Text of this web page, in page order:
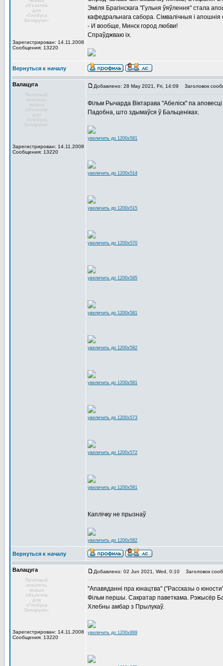
объектов
для
«Глобуса
Беларуси»
Зарегистрирован: 14.11.2008
Сообщения: 13220
Эміля Брагінскага "Гульня ўяўлення" стала
кафедральнага сабора. Сімвалічныя і апошнія
- И вообще, Минск город любви!
Спраўджваю іх.
Вернуться к началу
Валацуга
Почётный
искатель
новых
объектов
для
«Глобуса
Беларуси»
Зарегистрирован: 14.11.2008
Сообщения: 13220
Добавлено: 28 May 2021, Fri, 14:09 Заголовок
Фільм Рычарда Віктарава "Абеліск" па
Падобна, што здымаўся ў Бальценіках.
увеличить до 1200x581
увеличить до 1200x514
увеличить до 1200x515
увеличить до 1200x570
увеличить до 1200x585
увеличить до 1200x581
увеличить до 1200x582
увеличить до 1200x581
увеличить до 1200x573
увеличить до 1200x572
увеличить до 1200x581
Каплічку не прызнаў
увеличить до 1200x582
Вернуться к началу
Валацуга
Почётный
искатель
новых
объектов
для
«Глобуса
Беларуси»
Зарегистрирован: 14.11.2008
Сообщения: 13220
Добавлено: 02 Jun 2021, Wed, 0:10 Заголовок
"Апавяданні пра юнацтва" ("Рассказы о
Фільм першы. Сакратар паветкама. Рэжысёр
Хлебны амбар з Прылукаў.
увеличить до 1200x889